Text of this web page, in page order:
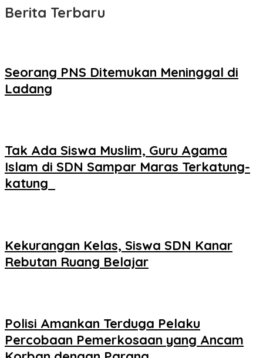
Berita Terbaru
Seorang PNS Ditemukan Meninggal di
Ladang
Tak Ada Siswa Muslim, Guru Agama
Islam di SDN Sampar Maras Terkatung-
katung ‎
Kekurangan Kelas, Siswa SDN Kanar
Rebutan Ruang Belajar
Polisi Amankan Terduga Pelaku
Percobaan Pemerkosaan yang Ancam